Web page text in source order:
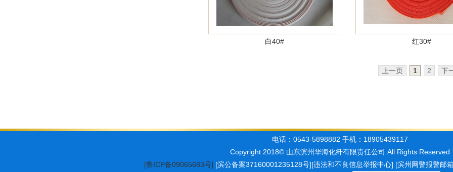
白40# 红30#
上一页 1 2 下
电话：0543-5898882 手机：18905439117
Copyright 2018© 山东滨州华海化纤有限责任公司 All Rights Reserved
[鲁ICP备09065683号] [滨公备案37160001235128号][违法和不良信息举报中心] [滨州网警报警邮